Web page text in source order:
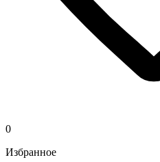
0
Избранное